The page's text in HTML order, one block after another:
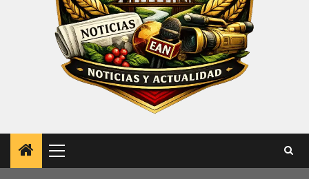
Menú
principal